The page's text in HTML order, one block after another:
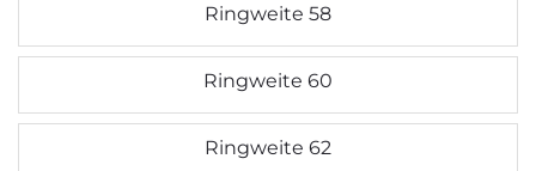
Ringweite 58
Ringweite 60
Ringweite 62